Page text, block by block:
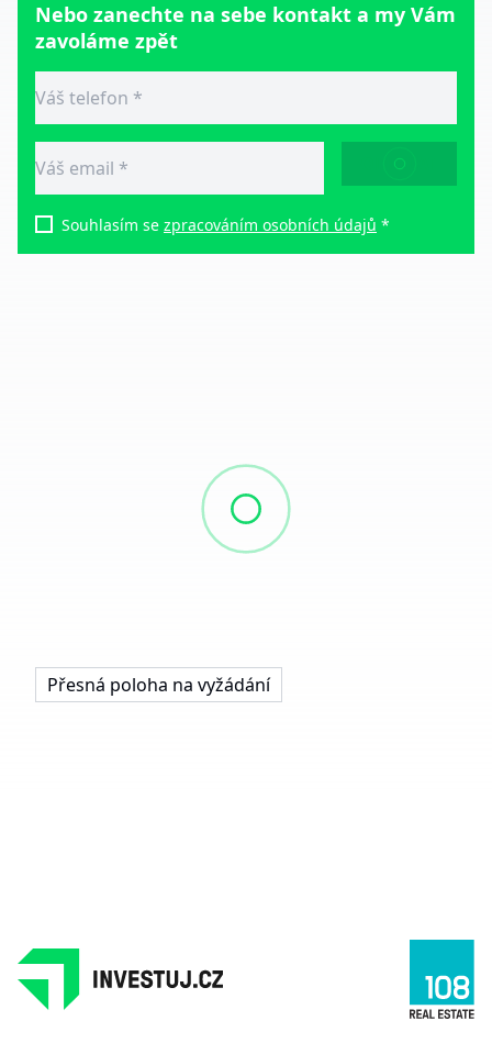
Nebo zanechte na sebe kontakt a my Vám
zavoláme zpět
ODESLAT
Souhlasím se zpracováním osobních údajů *
Přesná poloha na vyžádání